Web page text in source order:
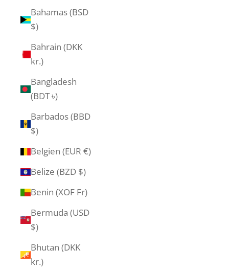
Bahamas (BSD
$)
Bahrain (DKK
kr.)
Bangladesh
(BDT ৳)
Barbados (BBD
$)
Belgien (EUR €)
Belize (BZD $)
Benin (XOF Fr)
Bermuda (USD
$)
Bhutan (DKK
kr.)